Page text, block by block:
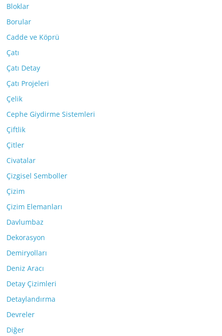
Bloklar
Borular
Cadde ve Köprü
Çatı
Çatı Detay
Çatı Projeleri
Çelik
Cephe Giydirme Sistemleri
Çiftlik
Çitler
Civatalar
Çizgisel Semboller
Çizim
Çizim Elemanları
Davlumbaz
Dekorasyon
Demiryolları
Deniz Aracı
Detay Çizimleri
Detaylandırma
Devreler
Diğer